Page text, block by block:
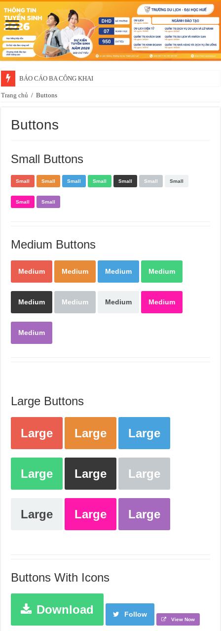
BÁO CÁO BA CÔNG KHAI
Trang chủ / Buttons
Buttons
Small Buttons
Small Small Small Small Small Small Small
Small Small
Medium Buttons
Medium Medium Medium Medium
Medium Medium Medium Medium
Medium
Large Buttons
Large Large Large
Large Large Large
Large Large Large
Buttons With Icons
Download Follow
View Now